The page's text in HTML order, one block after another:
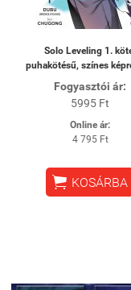
Solo Leveling 1.
puhakötésű, színes
Fogyasztói ár:
5995 Ft
Online ár:
4 795 Ft
 KOSÁRBA